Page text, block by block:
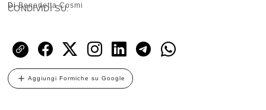
DiBenedetta Cosmi
CONDIVIDI SU:
Aggiungi Formiche su Google